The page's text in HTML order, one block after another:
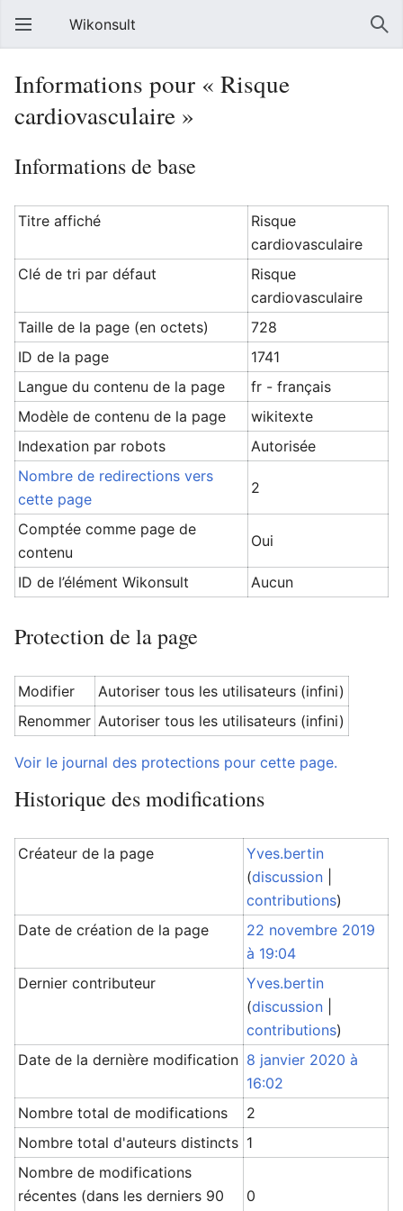
Ouvrir le menu principal
Wikonsult
Informations pour « Risque
cardiovasculaire »
Informations de base
Titre affiché
Risque
cardiovasculaire
Clé de tri par défaut
Risque
cardiovasculaire
Taille de la page (en octets)
728
ID de la page
1741
Langue du contenu de la page
fr - français
Modèle de contenu de la page
wikitexte
Indexation par robots
Autorisée
Nombre de redirections vers
cette page
2
Comptée comme page de
contenu
Oui
ID de l’élément Wikonsult Aucun
Protection de la page
Modifier
Autoriser tous les utilisateurs (infini)
Renommer Autoriser tous les utilisateurs (infini)
Voir le journal des protections pour cette page.
Historique des modifications
Créateur de la page
Yves.bertin
(discussion
contributions)
Date de création de la page
22 novembre 2019
à 19:04
Dernier contributeur
Yves.bertin
(discussion
contributions)
Date de la dernière modification 8 janvier 2020 à
16:02
Nombre total de modifications
2
Nombre total d'auteurs distincts 1
Nombre de modifications
récentes (dans les derniers 90
0